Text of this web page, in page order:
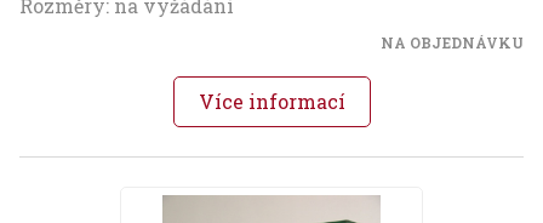
Rozměry: na vyžádání
NA OBJEDNÁVKU
Více informací